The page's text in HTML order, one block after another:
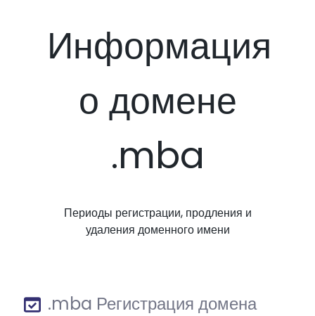
Информация
о домене
.mba
Периоды регистрации, продления и
удаления доменного имени
.mba Регистрация домена